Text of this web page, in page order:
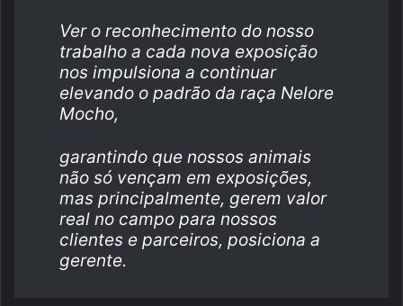
Ver o reconhecimento do nosso
trabalho a cada nova exposição
nos impulsiona a continuar
elevando o padrão da raça Nelore
Mocho,
garantindo que nossos animais
não só vençam em exposições,
mas principalmente, gerem valor
real no campo para nossos
clientes e parceiros, posiciona a
gerente.